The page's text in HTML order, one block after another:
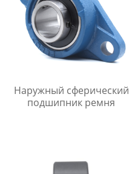
Наружный сферический
подшипник ремня